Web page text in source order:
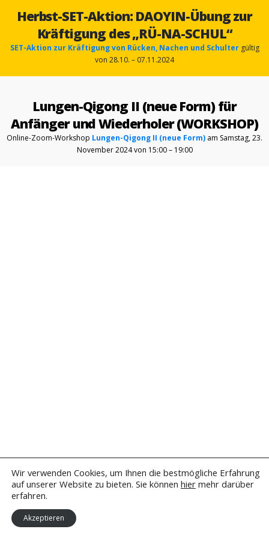
Herbst-SET-Aktion: DAOYIN-Übung zur
Kräftigung des „RÜ-NA-SCHUL“
SET-Aktion zur Kräftigung von Rücken, Nachen und Schultergültig
von 28.10. – 07.11.2024
Lungen-Qigong II (neue Form) für
Anfänger und Wiederholer (WORKSHOP)
Online-Zoom-Workshop Lungen-Qigong II (neue Form) am Samstag, 23.
November 2024 von 15:00 – 19:00
Wir verwenden Cookies, um Ihnen die bestmögliche Erfahrung
auf unserer Website zu bieten. Sie können hier mehr darüber
erfahren.
Akzeptieren